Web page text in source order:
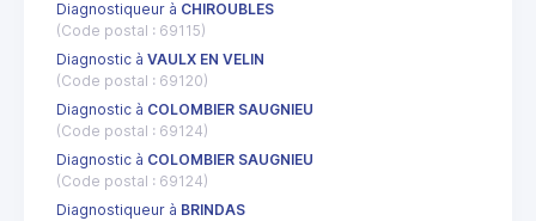
Diagnostiqueur à CHIROUBLES
(Code postal : 69115)
Diagnostic à VAULX EN VELIN
(Code postal : 69120)
Diagnostic à COLOMBIER SAUGNIEU
(Code postal : 69124)
Diagnostic à COLOMBIER SAUGNIEU
(Code postal : 69124)
Diagnostiqueur à BRINDAS